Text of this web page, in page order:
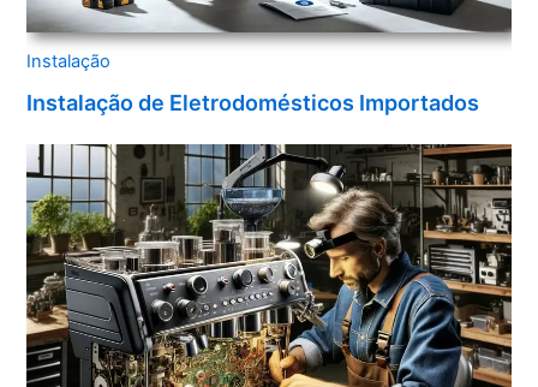
Instalação
Instalação de Eletrodomésticos Importados